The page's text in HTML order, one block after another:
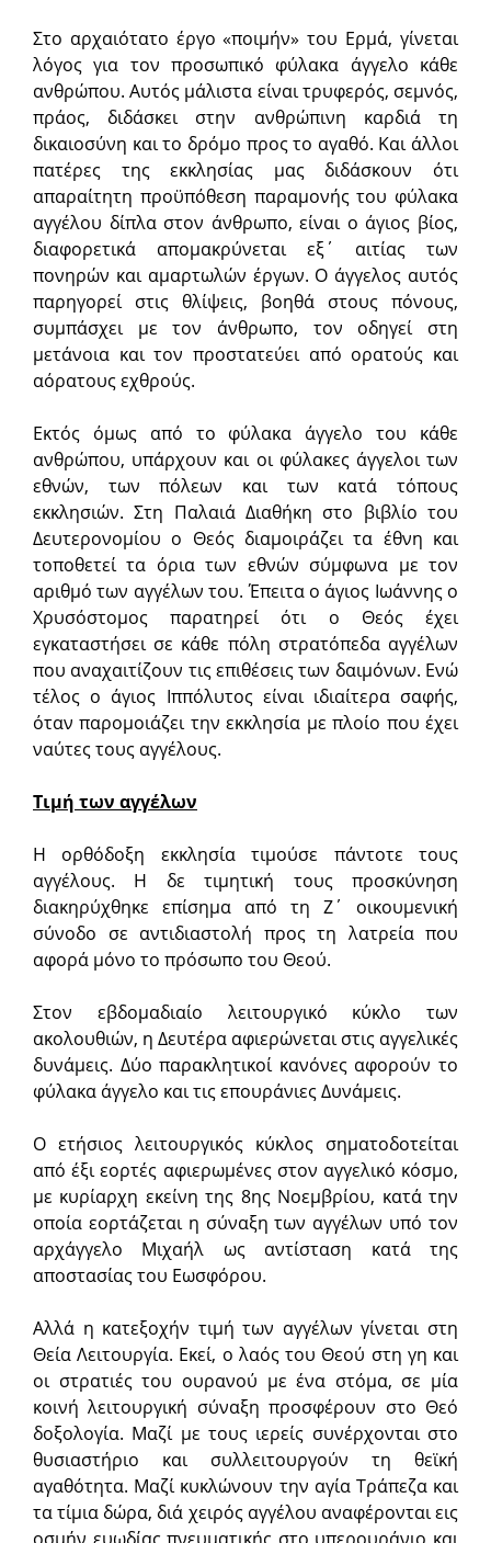
Στο αρχαιότατο έργο «ποιμήν» του Ερμά, γίνεται
λόγος για τον προσωπικό φύλακα άγγελο κάθε
ανθρώπου. Αυτός μάλιστα είναι τρυφερός, σεμνός,
πράος, διδάσκει στην ανθρώπινη καρδιά τη
δικαιοσύνη και το δρόμο προς το αγαθό. Και άλλοι
πατέρες της εκκλησίας μας διδάσκουν ότι
απαραίτητη προϋπόθεση παραμονής του φύλακα
αγγέλου δίπλα στον άνθρωπο, είναι ο άγιος βίος,
διαφορετικά απομακρύνεται εξ΄ αιτίας των
πονηρών και αμαρτωλών έργων. Ο άγγελος αυτός
παρηγορεί στις θλίψεις, βοηθά στους πόνους,
συμπάσχει με τον άνθρωπο, τον οδηγεί στη
μετάνοια και τον προστατεύει από ορατούς και
αόρατους εχθρούς.
Εκτός όμως από το φύλακα άγγελο του κάθε
ανθρώπου, υπάρχουν και οι φύλακες άγγελοι των
εθνών, των πόλεων και των κατά τόπους
εκκλησιών. Στη Παλαιά Διαθήκη στο βιβλίο του
Δευτερονομίου ο Θεός διαμοιράζει τα έθνη και
τοποθετεί τα όρια των εθνών σύμφωνα με τον
αριθμό των αγγέλων του. Έπειτα ο άγιος Ιωάννης ο
Χρυσόστομος παρατηρεί ότι ο Θεός έχει
εγκαταστήσει σε κάθε πόλη στρατόπεδα αγγέλων
που αναχαιτίζουν τις επιθέσεις των δαιμόνων. Ενώ
τέλος ο άγιος Ιππόλυτος είναι ιδιαίτερα σαφής,
όταν παρομοιάζει την εκκλησία με πλοίο που έχει
ναύτες τους αγγέλους.
Τιμή των αγγέλων
Η ορθόδοξη εκκλησία τιμούσε πάντοτε τους
αγγέλους. Η δε τιμητική τους προσκύνηση
διακηρύχθηκε επίσημα από τη Ζ΄ οικουμενική
σύνοδο σε αντιδιαστολή προς τη λατρεία που
αφορά μόνο το πρόσωπο του Θεού.
Στον εβδομαδιαίο λειτουργικό κύκλο των
ακολουθιών, η Δευτέρα αφιερώνεται στις αγγελικές
δυνάμεις. Δύο παρακλητικοί κανόνες αφορούν το
φύλακα άγγελο και τις επουράνιες Δυνάμεις.
Ο ετήσιος λειτουργικός κύκλος σηματοδοτείται
από έξι εορτές αφιερωμένες στον αγγελικό κόσμο,
με κυρίαρχη εκείνη της 8ης Νοεμβρίου, κατά την
οποία εορτάζεται η σύναξη των αγγέλων υπό τον
αρχάγγελο Μιχαήλ ως αντίσταση κατά της
αποστασίας του Εωσφόρου.
Αλλά η κατεξοχήν τιμή των αγγέλων γίνεται στη
Θεία Λειτουργία. Εκεί, ο λαός του Θεού στη γη και
οι στρατιές του ουρανού με ένα στόμα, σε μία
κοινή λειτουργική σύναξη προσφέρουν στο Θεό
δοξολογία. Μαζί με τους ιερείς συνέρχονται στο
θυσιαστήριο και συλλειτουργούν τη θεϊκή
αγαθότητα. Μαζί κυκλώνουν την αγία Τράπεζα και
τα τίμια δώρα, διά χειρός αγγέλου αναφέρονται εις